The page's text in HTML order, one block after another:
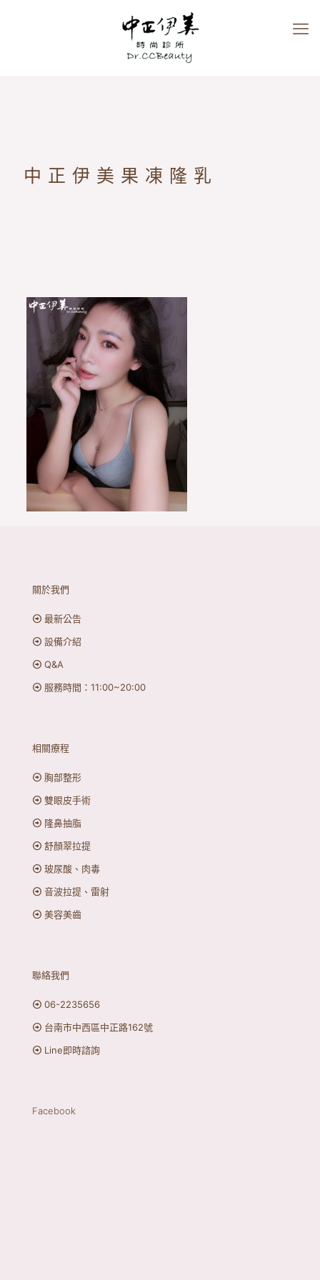
中正伊美果凍隆乳
關於我們
最新公告
設備介紹
Q&A
服務時間：11:00~20:00
相關療程
胸部整形
雙眼皮手術
隆鼻抽脂
舒顏翠拉提
玻尿酸、肉毒
音波拉提、雷射
美容美齒
聯絡我們
06-2235656
台南市中西區中正路162號
Line即時諮詢
Facebook